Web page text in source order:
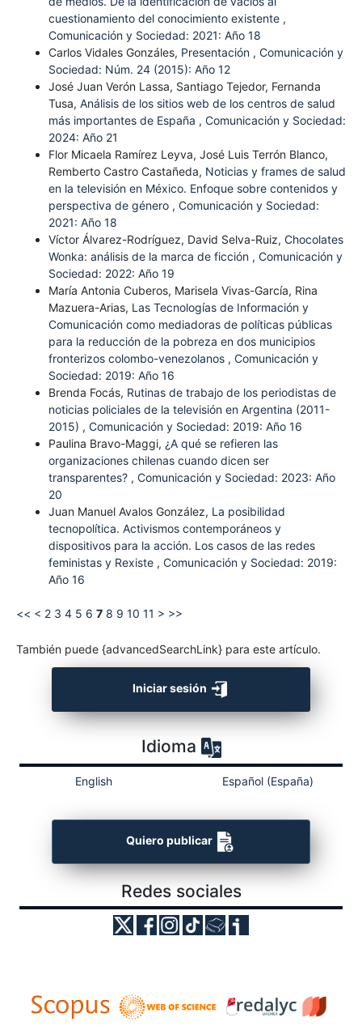
cuestionamiento del conocimiento existente ,
Comunicación y Sociedad: 2021: Año 18
Carlos Vidales Gonzáles, Presentación , Comunicación y
Sociedad: Núm. 24 (2015): Año 12
José Juan Verón Lassa, Santiago Tejedor, Fernanda
Tusa, Análisis de los sitios web de los centros de salud
más importantes de España , Comunicación y Sociedad:
2024: Año 21
Flor Micaela Ramírez Leyva, José Luis Terrón Blanco,
Remberto Castro Castañeda, Noticias y frames de salud
en la televisión en México. Enfoque sobre contenidos y
perspectiva de género , Comunicación y Sociedad:
2021: Año 18
Víctor Álvarez-Rodríguez, David Selva-Ruiz, Chocolates
Wonka: análisis de la marca de ficción , Comunicación y
Sociedad: 2022: Año 19
María Antonia Cuberos, Marisela Vivas-García, Rina
Mazuera-Arias, Las Tecnologías de Información y
Comunicación como mediadoras de políticas públicas
para la reducción de la pobreza en dos municipios
fronterizos colombo-venezolanos , Comunicación y
Sociedad: 2019: Año 16
Brenda Focás, Rutinas de trabajo de los periodistas de
noticias policiales de la televisión en Argentina (2011-
2015) , Comunicación y Sociedad: 2019: Año 16
Paulina Bravo-Maggi, ¿A qué se refieren las
organizaciones chilenas cuando dicen ser
transparentes? , Comunicación y Sociedad: 2023: Año
20
Juan Manuel Avalos González, La posibilidad
tecnopolítica. Activismos contemporáneos y
dispositivos para la acción. Los casos de las redes
feministas y Rexiste , Comunicación y Sociedad: 2019:
Año 16
<< < 2 3 4 5 6 7 8 9 10 11 > >>
También puede {advancedSearchLink} para este artículo.
Iniciar sesión
Idioma
English Español (España)
Quiero publicar
Redes sociales